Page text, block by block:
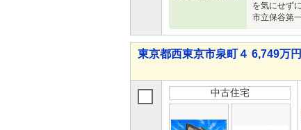
を気にせず
市立保谷第
東京都西東京市泉町４ 6,749万
中古住宅